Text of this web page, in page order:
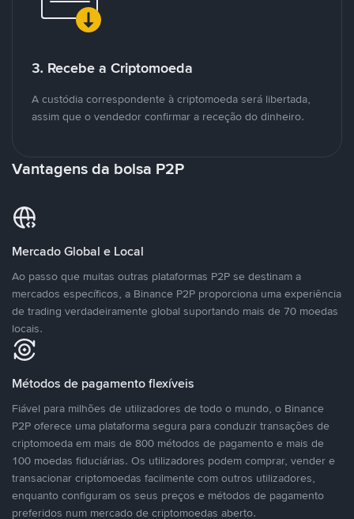
3. Recebe a Criptomoeda
A custódia correspondente à criptomoeda será libertada,
assim que o vendedor confirmar a receção do dinheiro.
Vantagens da bolsa P2P
Mercado Global e Local
Ao passo que muitas outras plataformas P2P se destinam a
mercados específicos, a Binance P2P proporciona uma experiência
de trading verdadeiramente global suportando mais de 70 moedas
locais.
Métodos de pagamento flexíveis
Fiável para milhões de utilizadores de todo o mundo, o Binance
P2P oferece uma plataforma segura para conduzir transações de
criptomoeda em mais de 800 métodos de pagamento e mais de
100 moedas fiduciárias. Os utilizadores podem comprar, vender e
transacionar criptomoedas facilmente com outros utilizadores,
enquanto configuram os seus preços e métodos de pagamento
preferidos num mercado de criptomoedas aberto.